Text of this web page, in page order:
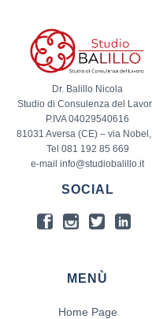
Dr. Balillo Nicola
Studio di Consulenza del
P.IVA 04029540616
81031 Aversa (CE) – via Nobel,
Tel 081 192 85 669
e-mail info@studiobalillo.it
SOCIAL
MENÙ
Home Page